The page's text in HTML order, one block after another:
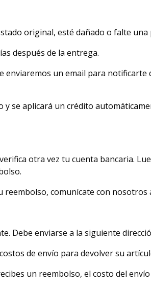
original, esté dañado o falte
después de la entrega.
enviaremos un email para
se aplicará un crédito
otra vez tu cuenta bancaria.
comunícate con nosotros
Debe enviarse a la siguiente
de envío para devolver su
un reembolso, el costo del